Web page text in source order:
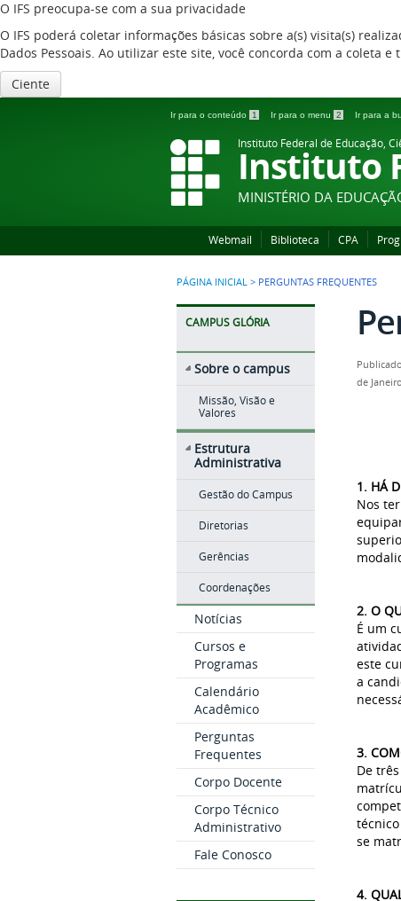
O IFS preocupa-se com a sua privacidade
O IFS poderá coletar informações básicas sobre a(s) visita(s)
Dados Pessoais. Ao utilizar este site, você concorda com a coleta
Ciente
Ir para o conteúdo 1 Ir para o menu 2 Ir para a
Instituto Federal de Educação,
Instituto
MINISTÉRIO DA
Webmail Biblioteca CPA
PÁGINA INICIAL > PERGUNTAS FREQUENTES
CAMPUS GLÓRIA
Sobre o campus
Missão, Visão e
Valores
Estrutura
Administrativa
Gestão do Campus
Diretorias
Gerências
Coordenações
Notícias
Cursos e
Programas
Calendário
Acadêmico
Perguntas
Frequentes
Corpo Docente
Corpo Técnico
Administrativo
Fale Conosco
de
1. HÁ
Nos
2. O
É um
este
a
3.
De
se
4.